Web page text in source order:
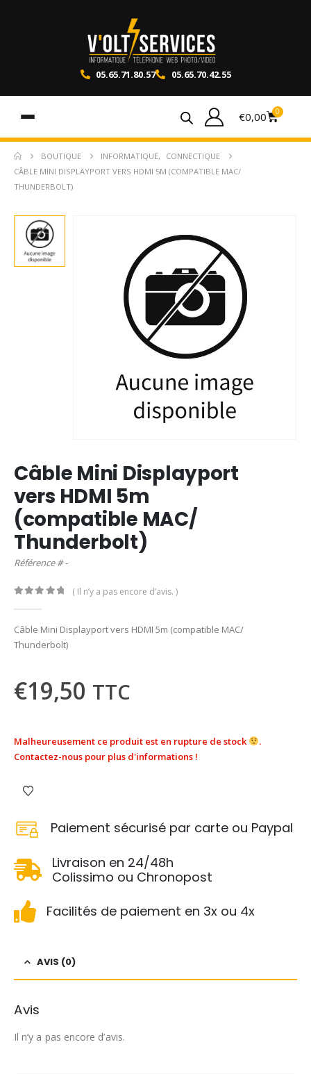
05.65.71.80.57 05.65.70.42.55
€0,00 0
BOUTIQUE INFORMATIQUE,
CONNECTIQUE
CÂBLE MINI DISPLAYPORT VERS HDMI 5M (COMPATIBLE MAC/
THUNDERBOLT)
Câble Mini Displayport
vers HDMI 5m
(compatible MAC/
Thunderbolt)
Référence # -
( Il n’y a pas encore d’avis. )
Câble Mini Displayport vers HDMI 5m (compatible MAC/
Thunderbolt)
€19,50 TTC
Malheureusement ce produit est en rupture de stock
.
Contactez-nous pour plus d'informations !
Paiement sécurisé par carte ou Paypal
Livraison en 24/48h
Colissimo ou Chronopost
Facilités de paiement en 3x ou 4x
AVIS (0)
Avis
Il n’y a pas encore d’avis.